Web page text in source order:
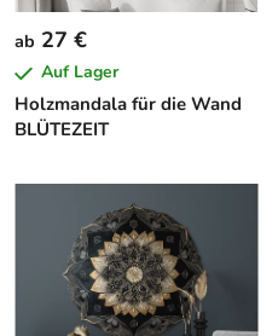
Holzmandala für die Wand
BLÜTEZEIT
ab 27 €
Auf Lager